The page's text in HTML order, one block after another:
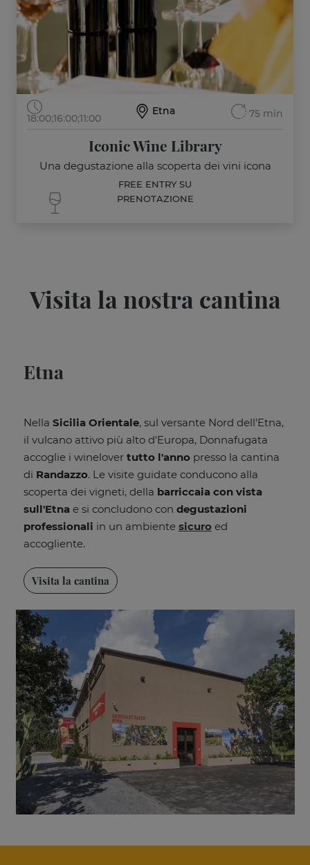
18:00;16:00;11:00
Etna 75 min
Iconic Wine Library
Una degustazione alla scoperta dei vini icona
FREE ENTRY SU
PRENOTAZIONE
Visita la nostra cantina
Etna
Nella Sicilia Orientale, sul versante Nord dell'Etna,
il vulcano attivo più alto d'Europa, Donnafugata
accoglie i winelover tutto l'anno presso la cantina
di Randazzo. Le visite guidate conducono alla
scoperta dei vigneti, della barriccaia con vista
sull'Etnae si concludono con degustazioni
professionali in un ambiente sicuroed
accogliente.
Visita la cantina